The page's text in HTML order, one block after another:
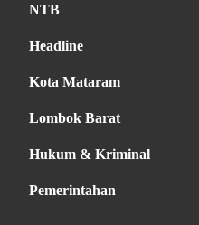
NTB
Headline
Kota Mataram
Lombok Barat
Hukum & Kriminal
Pemerintahan